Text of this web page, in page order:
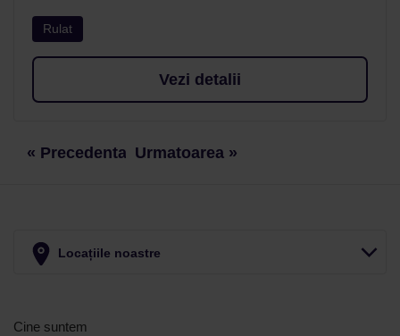
Rulat
Vezi detalii
« Precedenta Urmatoarea »
Locațiile noastre
Cine suntem